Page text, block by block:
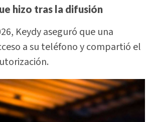
hizo tras la difusión
Keydy aseguró que una
a su teléfono y compartió el